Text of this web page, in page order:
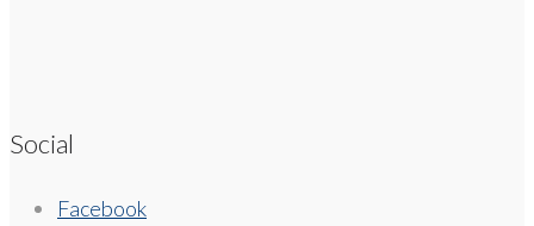
Social
Facebook